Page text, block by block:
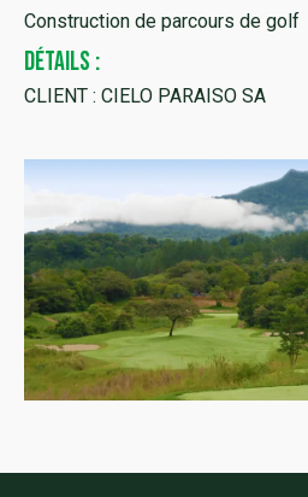
Construction de parcours de golf
DÉTAILS :
CLIENT : CIELO PARAISO SA